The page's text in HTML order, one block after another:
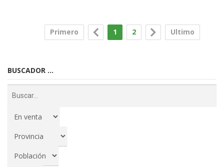
Primero 1 2 Ultimo
BUSCADOR ...